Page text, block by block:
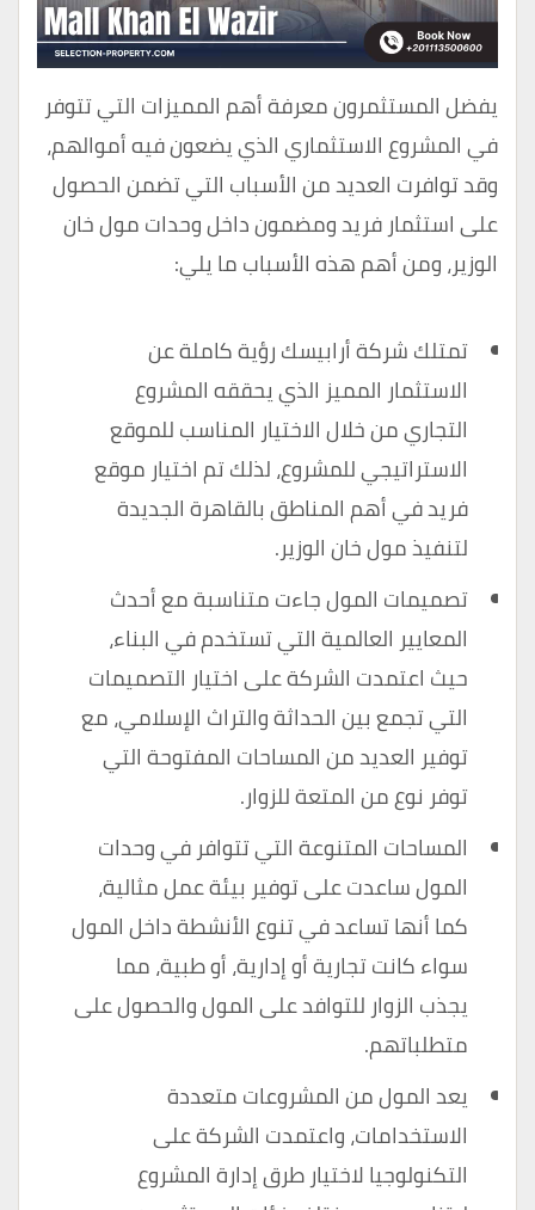
يفضل المستثمرون معرفة أهم المميزات التي تتوفر
في المشروع الاستثماري الذي يضعون فيه أموالهم،
وقد توافرت العديد من الأسباب التي تضمن الحصول
على استثمار فريد ومضمون داخل وحدات مول خان
الوزير، ومن أهم هذه الأسباب ما يلي:
تمتلك شركة أرابيسك رؤية كاملة عن
الاستثمار المميز الذي يحققه المشروع
التجاري من خلال الاختيار المناسب للموقع
الاستراتيجي للمشروع، لذلك تم اختيار موقع
فريد في أهم المناطق بالقاهرة الجديدة
لتنفيذ مول خان الوزير.
تصميمات المول جاءت متناسبة مع أحدث
المعايير العالمية التي تستخدم في البناء،
حيث اعتمدت الشركة على اختيار التصميمات
التي تجمع بين الحداثة والتراث الإسلامي، مع
توفير العديد من المساحات المفتوحة التي
توفر نوع من المتعة للزوار.
المساحات المتنوعة التي تتوافر في وحدات
المول ساعدت على توفير بيئة عمل مثالية،
كما أنها تساعد في تنوع الأنشطة داخل المول
سواء كانت تجارية أو إدارية، أو طبية، مما
يجذب الزوار للتوافد على المول والحصول على
متطلباتهم.
يعد المول من المشروعات متعددة
الاستخدامات، واعتمدت الشركة على
التكنولوجيا لاختيار طرق إدارة المشروع